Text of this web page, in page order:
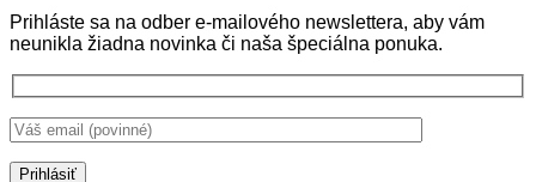
len
ochrana
Prírodná
starostlivosť
pracie
Prihláste sa na odber e-mailového newslettera, aby vám
neunikla žiadna novinka či naša špeciálna ponuka.